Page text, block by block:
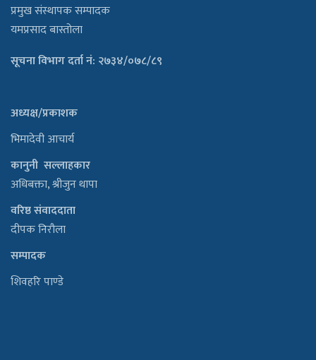
प्रमुख संस्थापक सम्पादक
यमप्रसाद बास्तोला
सूचना विभाग दर्ता नं: २७३४/०७८/८९
अध्यक्ष/प्रकाशक
भिमादेवी आचार्य
कानुनी सल्लाहकार
अधिबक्ता, श्रीजुन थापा
वरिष्ठ संवाददाता
दीपक निरौला
सम्पादक
शिवहरि पाण्डे